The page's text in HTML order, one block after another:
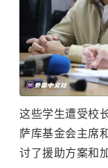
这些学生遭受校
萨库基金会主席
讨了援助方案和